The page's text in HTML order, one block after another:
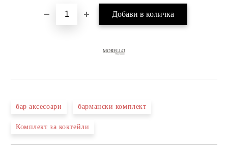
бар аксесоари бармански комплект
Комплект за коктейли